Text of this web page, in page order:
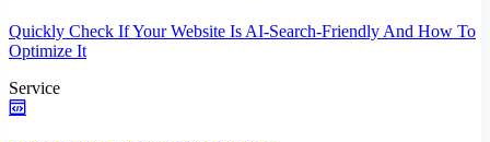
Quickly Check If Your Website Is AI-Search-Friendly And How To
Optimize It
Service